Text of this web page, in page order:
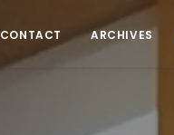
CONTACT ARCHIVES